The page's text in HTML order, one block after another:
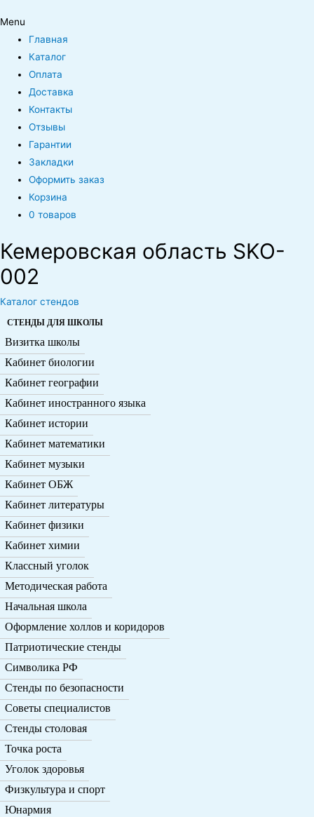
Menu
Главная
Каталог
Оплата
Доставка
Контакты
Отзывы
Гарантии
Закладки
Оформить заказ
Корзина
0 товаров
Кемеровская область SKO-
002
Каталог стендов
СТЕНДЫ ДЛЯ ШКОЛЫ
Визитка школы
Кабинет биологии
Кабинет географии
Кабинет иностранного языка
Кабинет истории
Кабинет математики
Кабинет музыки
Кабинет ОБЖ
Кабинет литературы
Кабинет физики
Кабинет химии
Классный уголок
Методическая работа
Начальная школа
Оформление холлов и коридоров
Патриотические стенды
Символика РФ
Стенды по безопасности
Советы специалистов
Стенды столовая
Точка роста
Уголок здоровья
Физкультура и спорт
Юнармия